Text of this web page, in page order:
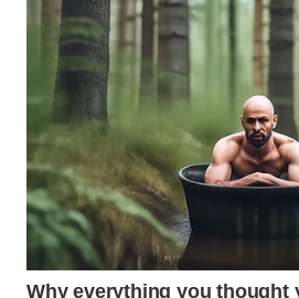
SURABAYA
WN
NATUNA
WN
BINTAN
WN
MANDALIKA